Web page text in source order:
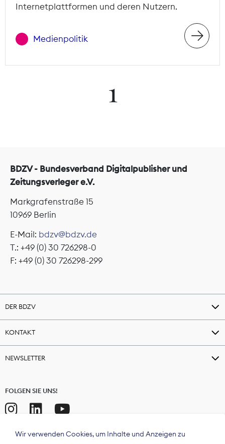
Internetplattformen und deren Nutzern.
Medienpolitik
1
BDZV - Bundesverband Digitalpublisher und
Zeitungsverleger e.V.
Markgrafenstraße 15
10969 Berlin
E-Mail: bdzv@bdzv.de
T.: +49 (0) 30 726298-0
F: +49 (0) 30 726298-299
DER BDZV
KONTAKT
NEWSLETTER
FOLGEN SIE UNS!
Wir verwenden Cookies, um Inhalte und Anzeigen zu